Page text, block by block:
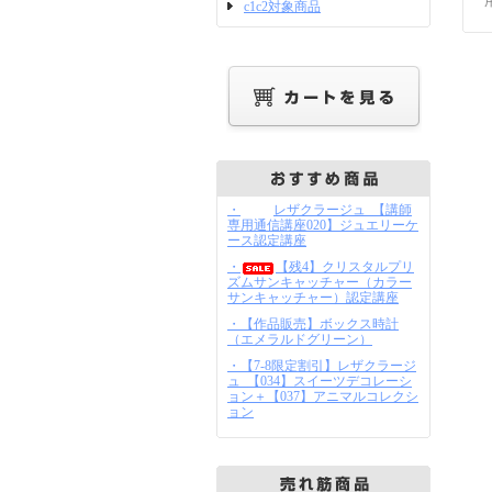
c1c2対象商品
・
レザクラージュ_【講師
専用通信講座020】ジュエリーケ
ース認定講座
・
【残4】クリスタルプリ
ズムサンキャッチャー（カラー
サンキャッチャー）認定講座
・【作品販売】ボックス時計
（エメラルドグリーン）
・【7-8限定割引】レザクラージ
ュ_【034】スイーツデコレーシ
ョン＋【037】アニマルコレクシ
ョン